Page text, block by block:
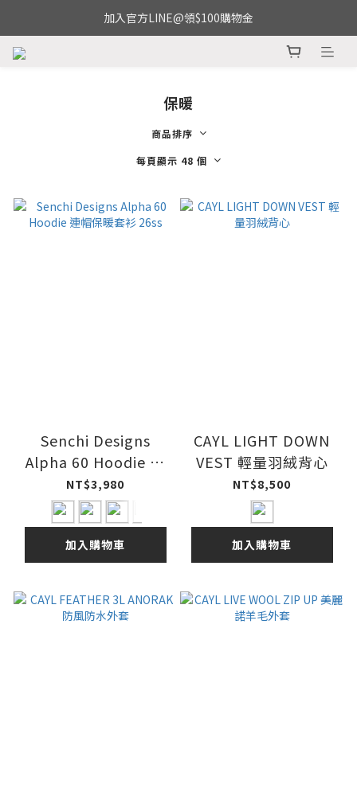
加入官方LINE@領$100購物金
保暖
商品排序
每頁顯示 48 個
Senchi Designs
Alpha 60 Hoodie 連
帽保暖套衫 26ss
NT$3,980
加入購物車
CAYL LIGHT DOWN
VEST 輕量羽絨背心
NT$8,500
加入購物車